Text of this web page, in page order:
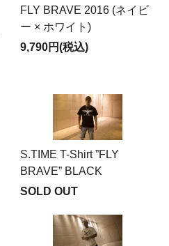
FLY BRAVE 2016 (ネイビ
ー × ホワイト)
9,790円(税込)
S.TIME T-Shirt ”FLY
BRAVE” BLACK
SOLD OUT